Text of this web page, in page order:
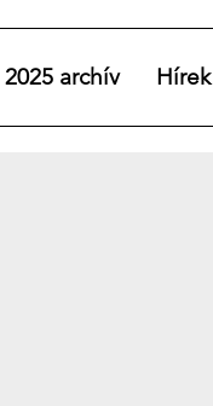
2025 archív Hírek